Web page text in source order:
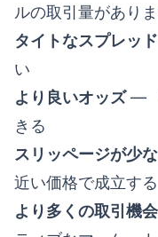
ルの取引量があり
タイトなスプレッド
い
より良いオッズ—
きる
スリッページが少
近い価格で成立する
より多くの取引機会